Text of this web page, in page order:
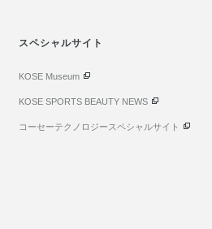
スペシャルサイト
KOSE Museum
KOSE SPORTS BEAUTY NEWS
コーセーテクノロジースペシャルサイト